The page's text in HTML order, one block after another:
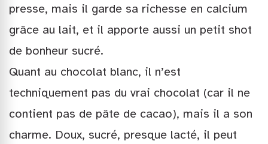
presse, mais il garde sa richesse en calcium
grâce au lait, et il apporte aussi un petit shot
de bonheur sucré.
Quant au chocolat blanc, il n’est
techniquement pas du vrai chocolat (car il ne
contient pas de pâte de cacao), mais il a son
charme. Doux, sucré, presque lacté, il peut